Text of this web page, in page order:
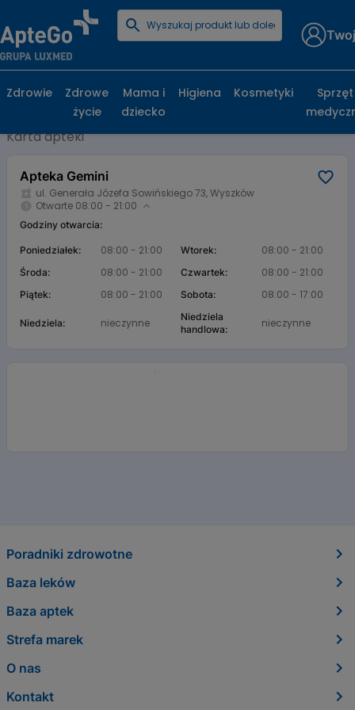
Strona główna
Apteka Gemini, ul. Generała Józefa
Sowińskiego 73, Wyszków
Karta apteki
Apteka Gemini
ul. Generała Józefa Sowińskiego 73, Wyszków
Otwarte 08:00 - 21:00
Godziny otwarcia:
Poniedziałek: 08:00 - 21:00 Wtorek: 08:00 - 21:00
Środa: 08:00 - 21:00 Czwartek: 08:00 - 21:00
Piątek: 08:00 - 21:00 Sobota: 08:00 - 17:00
Niedziela: nieczynne
Niedziela
handlowa:
nieczynne
Zdrowie
Zdrowe
życie
Mama i
dziecko
Higiena Kosmetyki
Sprzęt
Poradniki zdrowotne
Baza leków
Baza aptek
Strefa marek
O nas
Kontakt